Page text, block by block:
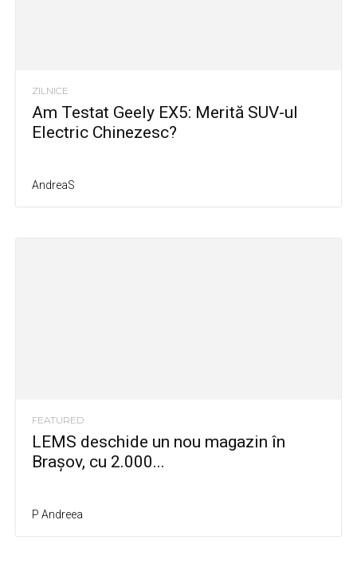
ZILNICE
Am Testat Geely EX5: Merită SUV-ul
Electric Chinezesc?
AndreaS
FEATURED
LEMS deschide un nou magazin în
Brașov, cu 2.000...
P Andreea